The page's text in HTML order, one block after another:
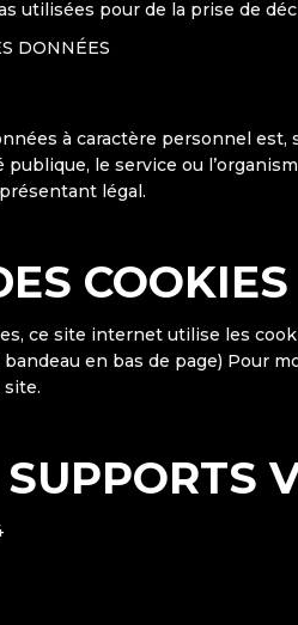
utilisées pour de la prise de
DONNÉES
à caractère personnel
le service ou
légal.
COOKIES
ce site internet utilise les
en bas de page) Pour
site.
SUPPORTS